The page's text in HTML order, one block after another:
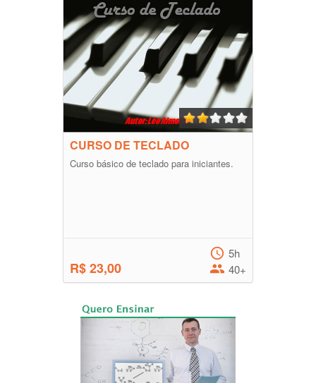
CURSO DE TECLADO
Curso básico de teclado para iniciantes.
R$ 23,00
5h
40+